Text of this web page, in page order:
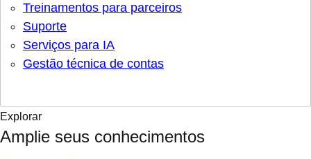
Treinamentos para parceiros
Suporte
Serviços para IA
Gestão técnica de contas
Explorar
Amplie seus conhecimentos